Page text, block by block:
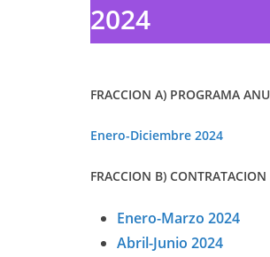
2024
FRACCION A) PROGRAMA
Enero-Diciembre 2024
FRACCION B)
Enero-Marzo 2024
Abril-Junio 2024